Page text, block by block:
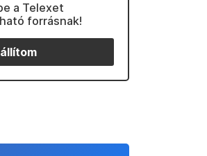
a Telexet
forrásnak!